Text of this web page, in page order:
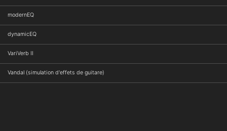
modernEQ
dynamicEQ
VariVerb II
Vandal (simulation d'effets de guitare)